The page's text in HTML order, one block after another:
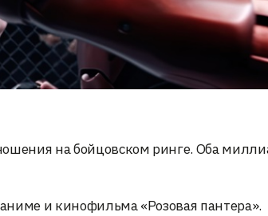
на бойцовском ринге. Оба
и кинофильма «Розовая пантера».